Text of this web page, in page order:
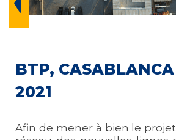
BTP,
2021
Afin de mener à bien le